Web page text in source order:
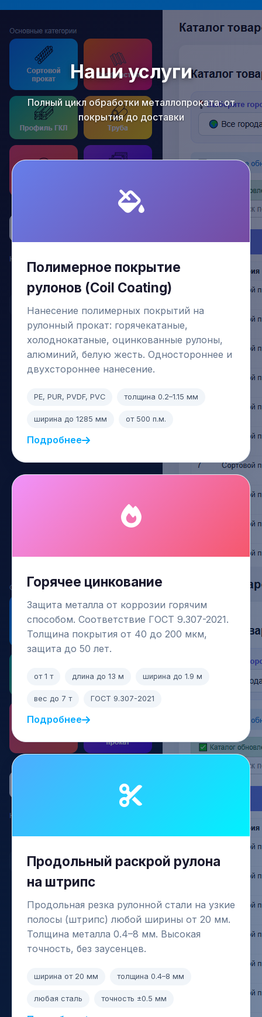
Наши услуги
Полный цикл обработки металлопроката: от
покрытия до доставки
Полимерное покрытие
рулонов (Coil Coating)
Нанесение полимерных покрытий на
рулонный прокат: горячекатаные,
холоднокатаные, оцинкованные рулоны,
алюминий, белую жесть. Одностороннее и
двухстороннее нанесение.
PE, PUR, PVDF, PVC толщина 0.2–1.15 мм
ширина до 1285 мм от 500 п.м.
Подробнее
Горячее цинкование
Защита металла от коррозии горячим
способом. Соответствие ГОСТ 9.307-2021.
Толщина покрытия от 40 до 200 мкм,
защита до 50 лет.
от 1 т длина до 13 м ширина до 1.9 м
вес до 7 т ГОСТ 9.307-2021
Подробнее
Продольный раскрой рулона
на штрипс
Продольная резка рулонной стали на узкие
полосы (штрипс) любой ширины от 20 мм.
Толщина металла 0.4–8 мм. Высокая
точность, без заусенцев.
ширина от 20 мм толщина 0.4–8 мм
любая сталь точность ±0.5 мм